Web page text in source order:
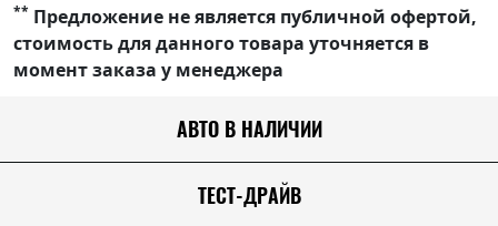
** Предложение не является публичной офертой,
стоимость для данного товара уточняется в
момент заказа у менеджера
АВТО В НАЛИЧИИ
ТЕСТ-ДРАЙВ